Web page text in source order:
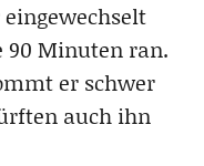
90 Minuten ran.
er schwer
auch ihn